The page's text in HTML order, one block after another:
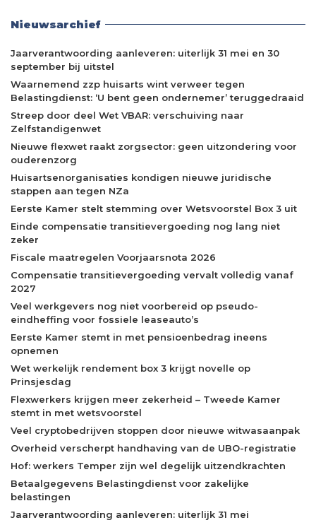
Nieuwsarchief
Jaarverantwoording aanleveren: uiterlijk 31 mei en 30
september bij uitstel
Waarnemend zzp huisarts wint verweer tegen
Belastingdienst: ‘U bent geen ondernemer’ teruggedraaid
Streep door deel Wet VBAR: verschuiving naar
Zelfstandigenwet
Nieuwe flexwet raakt zorgsector: geen uitzondering voor
ouderenzorg
Huisartsenorganisaties kondigen nieuwe juridische
stappen aan tegen NZa
Eerste Kamer stelt stemming over Wetsvoorstel Box 3 uit
Einde compensatie transitievergoeding nog lang niet
zeker
Fiscale maatregelen Voorjaarsnota 2026
Compensatie transitievergoeding vervalt volledig vanaf
2027
Veel werkgevers nog niet voorbereid op pseudo-
eindheffing voor fossiele leaseauto’s
Eerste Kamer stemt in met pensioenbedrag ineens
opnemen
Wet werkelijk rendement box 3 krijgt novelle op
Prinsjesdag
Flexwerkers krijgen meer zekerheid – Tweede Kamer
stemt in met wetsvoorstel
Veel cryptobedrijven stoppen door nieuwe witwasaanpak
Overheid verscherpt handhaving van de UBO-registratie
Hof: werkers Temper zijn wel degelijk uitzendkrachten
Betaalgegevens Belastingdienst voor zakelijke
belastingen
Jaarverantwoording aanleveren: uiterlijk 31 mei